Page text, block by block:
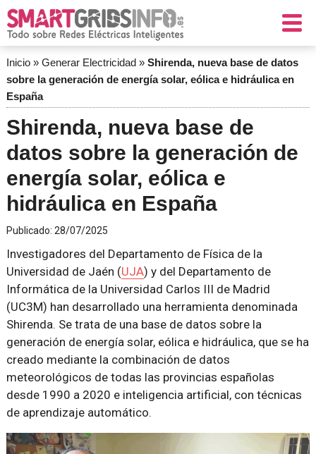
Inicio» Generar Electricidad» Shirenda, nueva base de datos
sobre la generación de energía solar, eólica e hidráulica en
España
Shirenda, nueva base de
datos sobre la generación de
energía solar, eólica e
hidráulica en España
Publicado: 28/07/2025
Investigadores del Departamento de Física de la
Universidad de Jaén (UJA) y del Departamento de
Informática de la Universidad Carlos III de Madrid
(UC3M) han desarrollado una herramienta denominada
Shirenda. Se trata de una base de datos sobre la
generación de energía solar, eólica e hidráulica, que se ha
creado mediante la combinación de datos
meteorológicos de todas las provincias españolas
desde 1990 a 2020 e inteligencia artificial, con técnicas
de aprendizaje automático.